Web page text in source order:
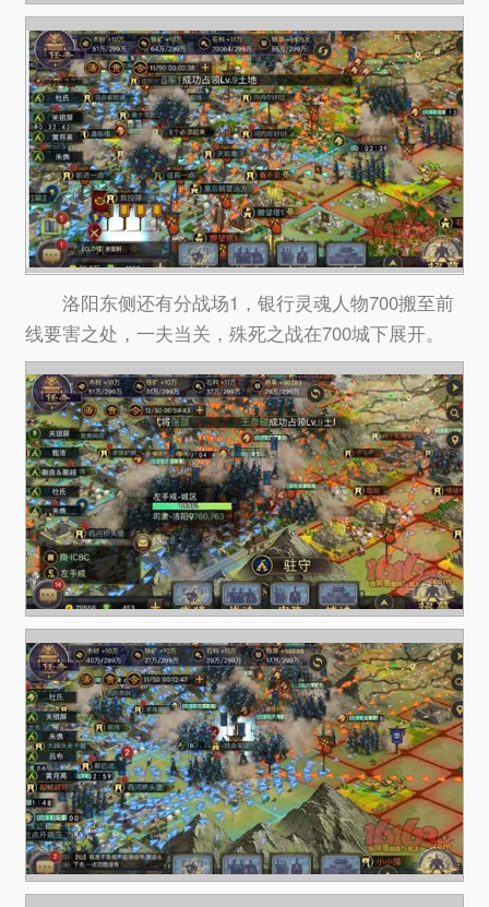
洛阳东侧还有分战场1，银行灵魂人物700搬至前
线要害之处，一夫当关，殊死之战在700城下展开。